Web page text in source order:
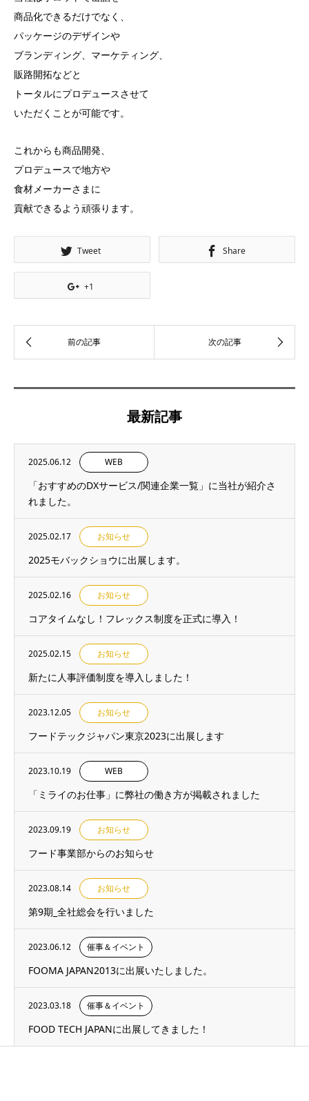
商品化できるだけでなく、
パッケージのデザインや
ブランディング、マーケティング、
販路開拓などと
トータルにプロデュースさせて
いただくことが可能です。
これからも商品開発、
プロデュースで地方や
食材メーカーさまに
貢献できるよう頑張ります。
Tweet Share
+1
最新記事
2025.06.12 WEB
「おすすめのDXサービス/関連企業一覧」に当社が紹介さ
れました。
2025.02.17 お知らせ
2025モバックショウに出展します。
2025.02.16 お知らせ
コアタイムなし！フレックス制度を正式に導入！
2025.02.15 お知らせ
新たに人事評価制度を導入しました！
2023.12.05 お知らせ
フードテックジャパン東京2023に出展します
2023.10.19 WEB
「ミライのお仕事」に弊社の働き方が掲載されました
2023.09.19 お知らせ
フード事業部からのお知らせ
2023.08.14 お知らせ
第9期_全社総会を行いました
2023.06.12 催事＆イベント
FOOMA JAPAN2013に出展いたしました。
2023.03.18 催事＆イベント
FOOD TECH JAPANに出展してきました！